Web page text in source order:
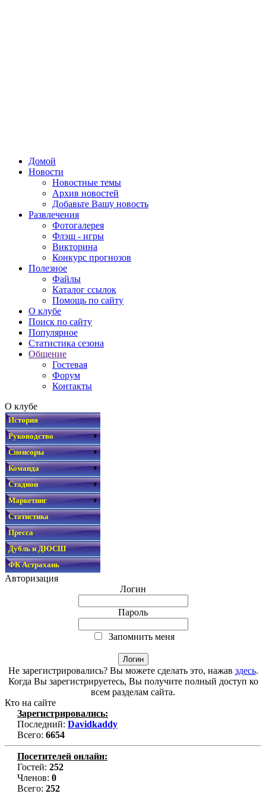
Домой
Новости
Новостные темы
Архив новостей
Добавьте Вашу новость
Развлечения
Фотогалерея
Флэш - игры
Викторина
Конкурс прогнозов
Полезное
Файлы
Каталог ссылок
Помощь по сайту
О клубе
Поиск по сайту
Популярное
Статистика сезона
Общение
Гостевая
Форум
Контакты
О клубе
История
Руководство
Спонсоры
Команда
Стадион
Маркетинг
Статистика
Пресса
Дубль и ДЮСШ
ФК Астрахань
Авторизация
Логин
Пароль
Запомнить меня
Не зарегистрировались? Вы можете сделать это, нажав здесь.
Когда Вы зарегистрируетесь, Вы получите полный доступ ко
всем разделам сайта.
Кто на сайте
Зарегистрировались:
Последний: Davidkaddy
Всего: 6654
Посетителей онлайн:
Гостей: 252
Членов: 0
Всего: 252